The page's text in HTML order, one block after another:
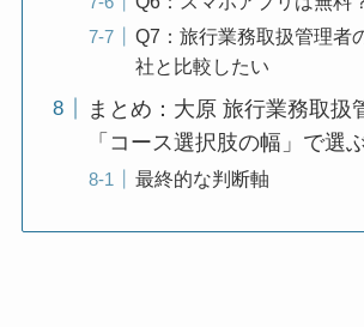
Q7：旅行業務取扱管理者
社と比較したい
まとめ：大原 旅行業務取扱
「コース選択肢の幅」で選
最終的な判断軸